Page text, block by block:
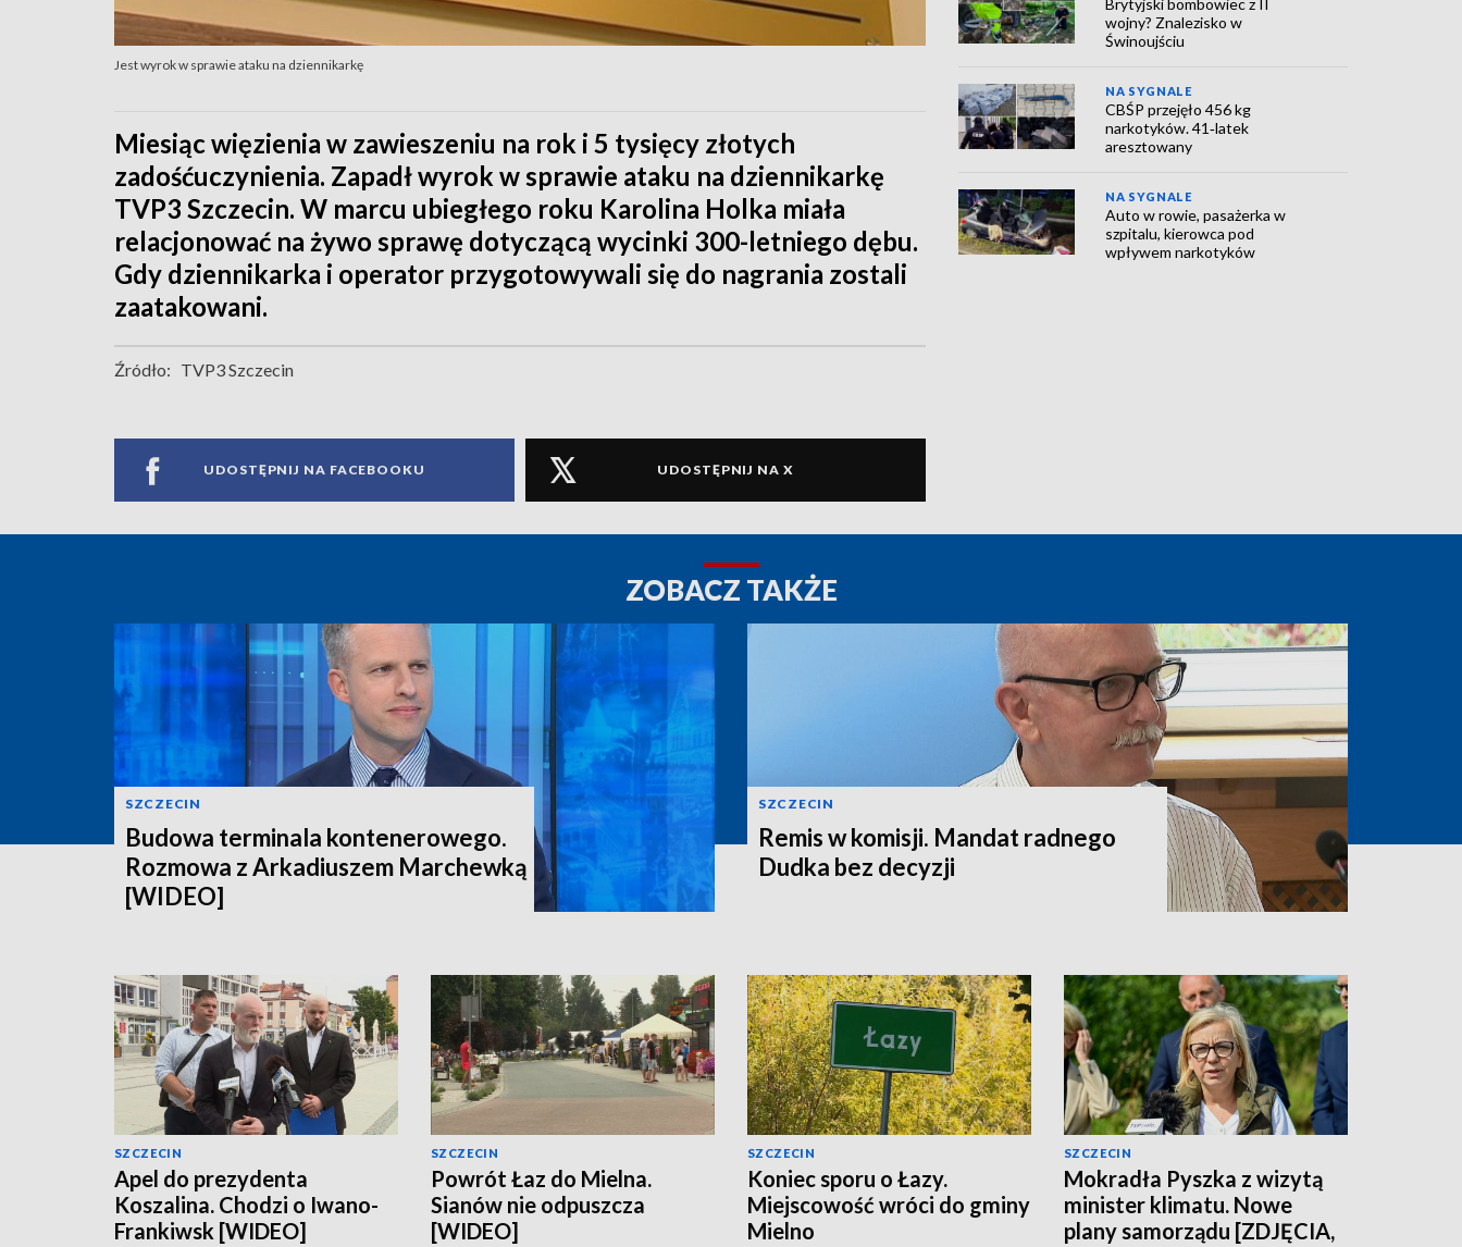
Jest wyrok w sprawie ataku na dziennikarkę
Miesiąc więzienia w zawieszeniu na rok i 5 tysięcy złotych
zadośćuczynienia. Zapadł wyrok w sprawie ataku na dziennikarkę
TVP3 Szczecin. W marcu ubiegłego roku Karolina Holka miała
relacjonować na żywo sprawę dotyczącą wycinki 300-letniego dębu.
Gdy dziennikarka i operator przygotowywali się do nagrania zostali
zaatakowani.
Źródło: TVP3 Szczecin
UDOSTĘPNIJ NA FACEBOOKU UDOSTĘPNIJ NA X
wojny? Znalezisko w
Świnoujściu
NA SYGNALE
CBŚP przejęło 456 kg
narkotyków. 41‑latek
aresztowany
NA SYGNALE
Auto w rowie, pasażerka w
szpitalu, kierowca pod
wpływem narkotyków
ZOBACZ TAKŻE
SZCZECIN
Budowa terminala kontenerowego.
Rozmowa z Arkadiuszem Marchewką
[WIDEO]
SZCZECIN
Remis w komisji. Mandat radnego
Dudka bez decyzji
SZCZECIN
Apel do prezydenta
Koszalina. Chodzi o Iwano-
Frankiwsk [WIDEO]
SZCZECIN
Powrót Łaz do Mielna.
Sianów nie odpuszcza
[WIDEO]
SZCZECIN
Koniec sporu o Łazy.
Miejscowość wróci do gminy
Mielno
SZCZECIN
Mokradła Pyszka z wizytą
minister klimatu. Nowe
plany samorządu [ZDJĘCIA,